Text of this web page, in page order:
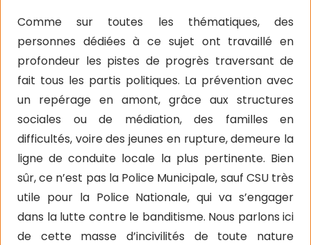
Comme sur toutes les thématiques, des
personnes dédiées à ce sujet ont travaillé en
profondeur les pistes de progrès traversant de
fait tous les partis politiques. La prévention avec
un repérage en amont, grâce aux structures
sociales ou de médiation, des familles en
difficultés, voire des jeunes en rupture, demeure la
ligne de conduite locale la plus pertinente. Bien
sûr, ce n’est pas la Police Municipale, sauf CSU très
utile pour la Police Nationale, qui va s’engager
dans la lutte contre le banditisme. Nous parlons ici
de cette masse d’incivilités de toute nature